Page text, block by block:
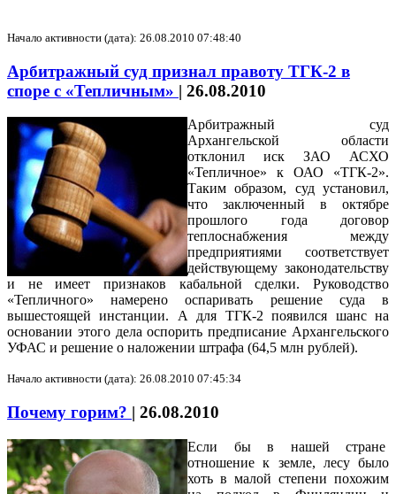
Начало активности (дата): 26.08.2010 07:48:40
Арбитражный суд признал правоту ТГК-2 в
споре с «Тепличным» | 26.08.2010
Арбитражный суд
Архангельской области
отклонил иск ЗАО АСХО
«Тепличное» к ОАО «ТГК-2».
Таким образом, суд установил,
что заключенный в октябре
прошлого года договор
теплоснабжения между
предприятиями соответствует
действующему законодательству
и не имеет признаков кабальной сделки. Руководство
«Тепличного» намерено оспаривать решение суда в
вышестоящей инстанции. А для ТГК-2 появился шанс на
основании этого дела оспорить предписание Архангельского
УФАС и решение о наложении штрафа (64,5 млн рублей).
Начало активности (дата): 26.08.2010 07:45:34
Почему горим? | 26.08.2010
Если бы в нашей стране
отношение к земле, лесу было
хоть в малой степени похожим